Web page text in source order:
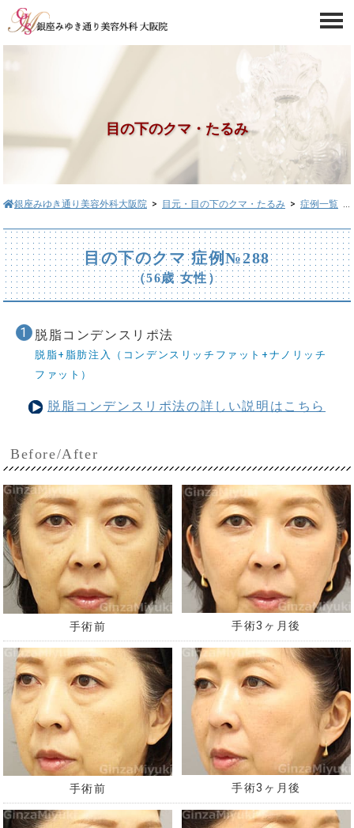
目の下のクマ・たるみ
銀座みゆき通り美容外科大阪院 > 目元・目の下のクマ・たるみ > 症例一覧
目の下のクマ 症例№288
（56歳 女性）
脱脂コンデンスリポ法
脱脂+脂肪注入（コンデンスリッチファット+ナノリッチ
ファット）
脱脂コンデンスリポ法の詳しい説明はこちら
Before/After
手術前 手術3ヶ月後
手術前 手術3ヶ月後